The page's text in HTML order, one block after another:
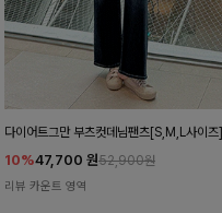
다이어트그만 부츠컷데님팬츠[S,M,L사이즈]
10%47,700 원52,900원
리뷰 카운트 영역